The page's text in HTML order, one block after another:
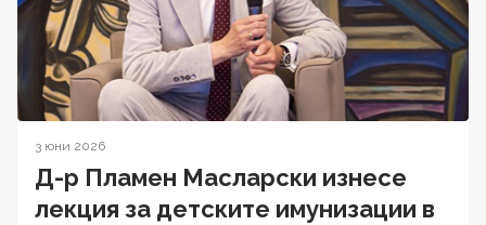
3 юни 2026
Д-р Пламен Масларски изнесе
лекция за детските имунизации в